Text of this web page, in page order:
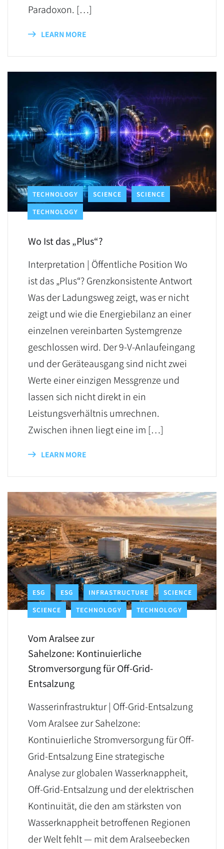
Paradoxon. […]
LEARN MORE
TECHNOLOGY SCIENCE SCIENCE
TECHNOLOGY
Wo Ist das „Plus“?
Interpretation | Öffentliche Position Wo
ist das „Plus“? Grenzkonsistente Antwort
Was der Ladungsweg zeigt, was er nicht
zeigt und wie die Energiebilanz an einer
einzelnen vereinbarten Systemgrenze
geschlossen wird. Der 9-V-Anlaufeingang
und der Geräteausgang sind nicht zwei
Werte einer einzigen Messgrenze und
lassen sich nicht direkt in ein
Leistungsverhältnis umrechnen.
Zwischen ihnen liegt eine im […]
LEARN MORE
ESG ESG INFRASTRUCTURE SCIENCE
SCIENCE TECHNOLOGY TECHNOLOGY
Vom Aralsee zur
Sahelzone: Kontinuierliche
Stromversorgung für Off-Grid-
Entsalzung
Wasserinfrastruktur | Off-Grid-Entsalzung
Vom Aralsee zur Sahelzone:
Kontinuierliche Stromversorgung für Off-
Grid-Entsalzung Eine strategische
Analyse zur globalen Wasserknappheit,
Off-Grid-Entsalzung und der elektrischen
Kontinuität, die den am stärksten von
Wasserknappheit betroffenen Regionen
der Welt fehlt — mit dem Aralseebecken